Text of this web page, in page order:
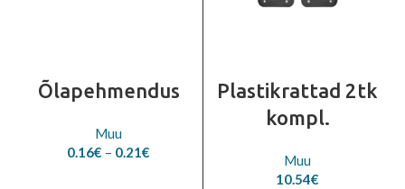
Õlapehmendus
Muu
0.16€ – 0.21€
Plastikrattad 2tk
kompl.
Muu
10.54€